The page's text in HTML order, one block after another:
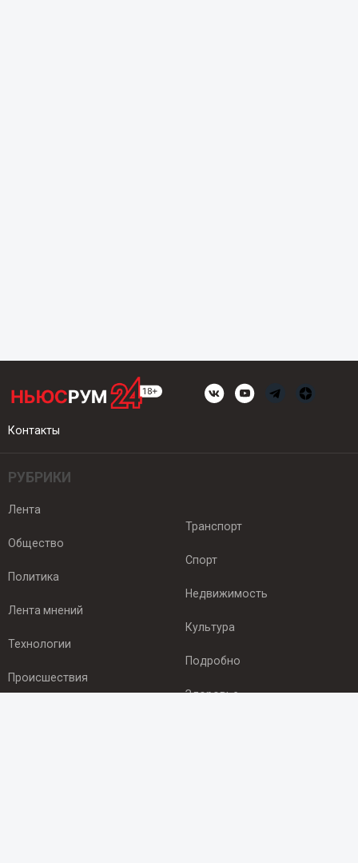
Контакты
РУБРИКИ
Лента
Общество
Политика
Лента мнений
Технологии
Происшествия
Транспорт
Спорт
Недвижимость
Культура
Подробно
Здоровье